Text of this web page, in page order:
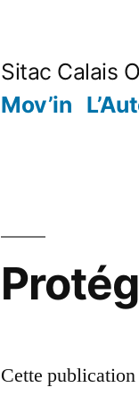
Sitac Calais
Mov’in
Cette